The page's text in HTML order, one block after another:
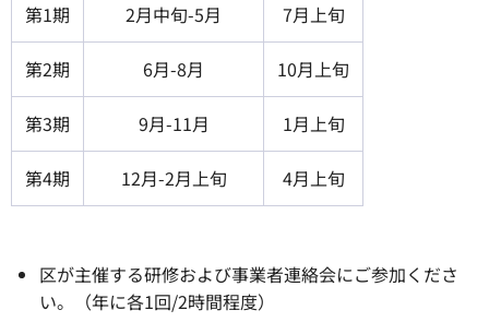
第1期 2月中旬-5月 7月上旬
第2期 6月-8月 10月上旬
第3期 9月-11月 1月上旬
第4期 12月-2月上旬 4月上旬
区が主催する研修および事業者連絡会にご参加くださ
い。（年に各1回/2時間程度）